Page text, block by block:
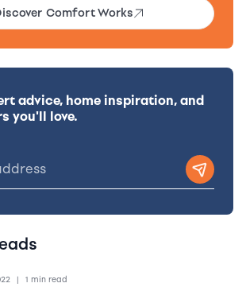
Comfort Works
advice, home inspiration, and
you'll love.
| 1 min read